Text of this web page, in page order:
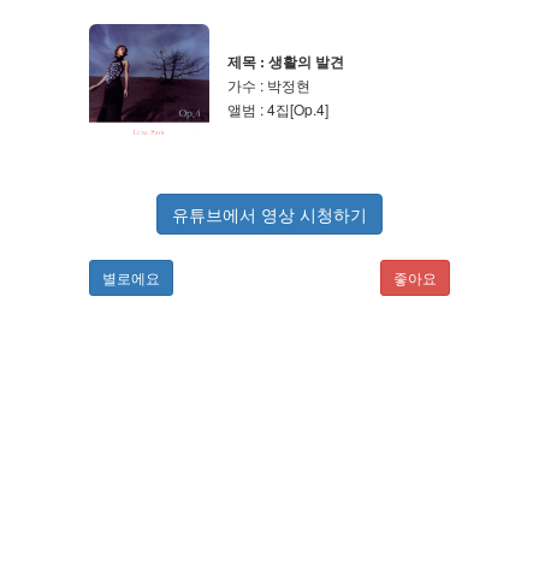
제목 : 생활의 발견
가수 : 박정현
앨범 : 4집[Op.4]
유튜브에서 영상 시청하기
별로에요 좋아요